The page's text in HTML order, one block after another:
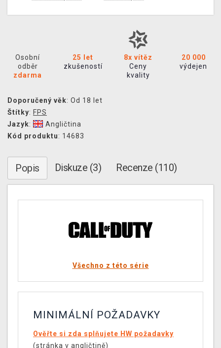
Osobní
odběr
zdarma
25 let
zkušeností
8x vítěz
Ceny
kvality
20 000
výdejen
Doporučený věk: Od 18 let
Štítky: FPS
Jazyk:
Angličtina
Kód produktu: 14683
Popis Diskuze (3) Recenze (110)
Všechno z této série
MINIMÁLNÍ POŽADAVKY
Ověřte si zda splňujete HW požadavky
(stránka v angličtině)